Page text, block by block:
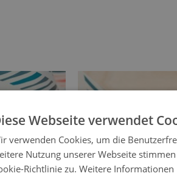
Webseite verwendet
verwenden Cookies, um die
Nutzung unserer Webseite
Richtlinie zu. Weitere Informationen